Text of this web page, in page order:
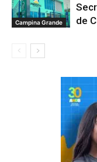
Campina Grande
de